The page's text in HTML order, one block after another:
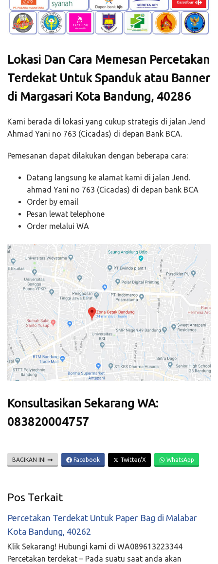
Lokasi Dan Cara Memesan Percetakan
Terdekat Untuk Spanduk atau Banner
di Margasari Kota Bandung, 40286
Kami berada di lokasi yang cukup strategis di jalan Jend
Ahmad Yani no 763 (Cicadas) di depan Bank BCA.
Pemesanan dapat dilakukan dengan beberapa cara:
Datang langsung ke alamat kami di jalan Jend.
ahmad Yani no 763 (Cicadas) di depan bank BCA
Order by email
Pesan lewat telephone
Order melalui WA
Konsultasikan Sekarang WA:
083820004757
BAGIKAN INI Facebook Twitter/X WhatsApp
Pos Terkait
Percetakan Terdekat Untuk Paper Bag di Malabar
Kota Bandung, 40262
Klik Sekarang! Hubungi kami di WA089613223344
Percetakan terdekat – Pada suatu saat anda akan